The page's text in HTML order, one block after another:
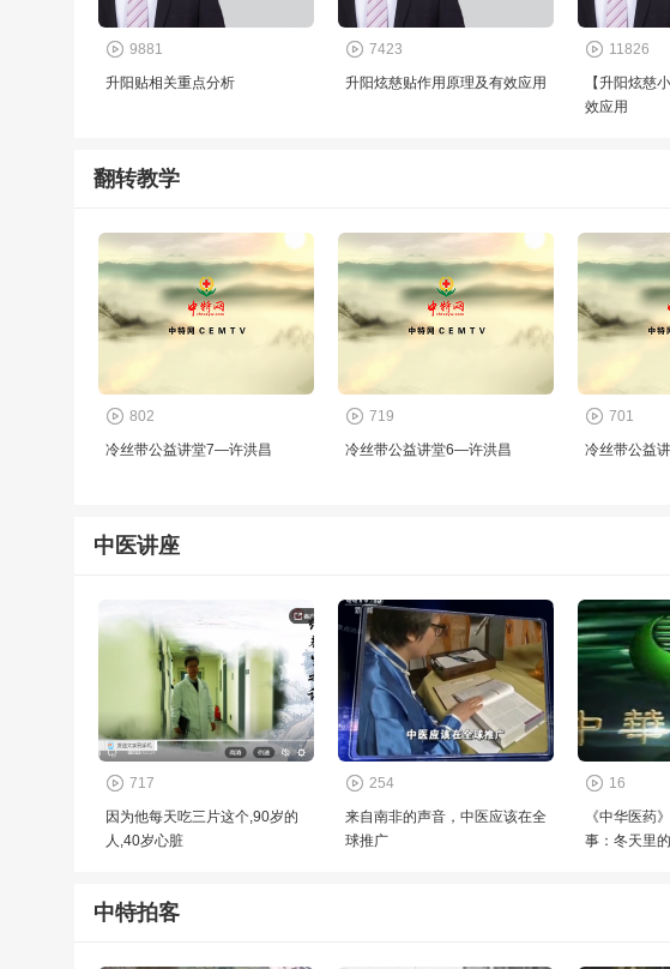
9881
升阳贴相关重点分析
7423
升阳炫慈贴作用原理及有效应用
11826
【升阳炫慈
效应用
翻转教学
802
冷丝带公益讲堂7—许洪昌
719
冷丝带公益讲堂6—许洪昌
701
冷丝带公益
中医讲座
717
因为他每天吃三片这个,90岁的
人,40岁心脏
254
来自南非的声音，中医应该在全
球推广
16
《中华医药
事：冬天里
中特拍客